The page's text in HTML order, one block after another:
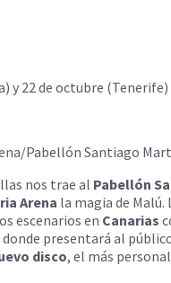
y 22 de octubre (Tenerife)
Pabellón Santiago
nos trae al Pabellón
Arena la magia de Malú.
escenarios en Canarias
presentará al
disco, el más personal